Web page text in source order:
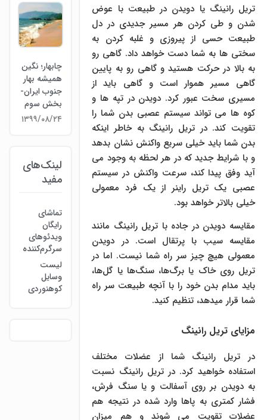
تریل رانینگ یا دویدن در طبیعت با عوض
شدن و طی کردن هر مسیر جدیدی در دل
طبیعت حسی از پیروزی و غلبه کردن به
سختی ها به شما دست خواهد داد. گاهی رو
به بالا در حرکت هستید و گاهی رو به پایین
گاهی مسیر هموار است و گاهی باید از
مسیری سخت عبور کرد. دویدن در تپه ها و
کوه ها می تواند سیستم عصبی بدن شما را
تقویت کند. در تریل رانینگ به خاطر اینکه
بدن شما باید خیلی سریع واکنش نشان بدهد
و با شرایط جدید که در هر لحظه به وجود می
آید وفق پیدا کند، سرعت واکنش در سیستم
عصبی یک تریل راینر از یک فرد معمولی
خیلی بالاتر خواهد بود.
مقایسه دویدن در جاده با تریل رانینگ مانند
مقایسه سیب با پرتقال است. در دویدن
معمولی هیچ چیز سر راه شما نیست. اما در
تریل روی خاک یا برگ‌ها، سنگ‌ها یا گل‌ها،
باید مدام بدن خود را با آنچه طبیعت سر راه
شما قرار میدهد، تنظیم کنید.
مزایای تریل رانینگ
در تریل رانینگ شما از عضلات مختلف
استفاده خواهید کرد. در تریل رانینگ نسبت
به دویدن بر روی آسفالت و یا سنگ فرش،
فشار کمتری به پاها وارد شده در نتیجه هم
عضلات تقویت می شوند و هم میزان
چابهار؛ نگین
همیشه بهار
جنوب ایران-
بخش سوم
۱۳۹۹/۰۸/۲۴
لینک‌های
مفید
تماشای
رایگان
ویدئوهای
سرگرم‌کننده
لیست
وسایل
کوهنوردی